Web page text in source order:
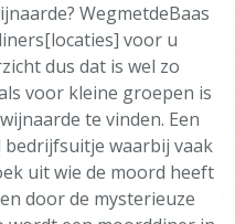
WegmetdeBaas
voor u
dus dat is wel zo
voor kleine groepen is
te vinden. Een
waarbij vaak
uit wie de moord heeft
door de mysterieuze